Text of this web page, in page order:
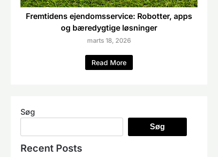
Fremtidens ejendomsservice: Robotter, apps
og bæredygtige løsninger
marts 18, 2026
Read More
Søg
Søg
Recent Posts